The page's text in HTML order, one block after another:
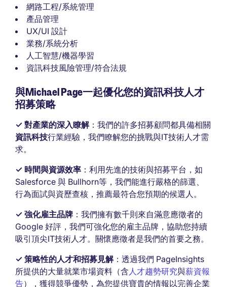
網路工程/系統管理
產品管理
UX/UI 設計
業務/系統分析
人工智慧/機器學習
資訊科技風險管理/符合法規
與Michael Page一起優化您的資訊科技人才
招募策略
✓ 對產業的深入瞭解：我們的許多招募顧問都具備相關
資訊科技行業經驗，我們瞭解您的挑戰與IT技術人才需
求。
✓ 時間與資源效率 ：利用先進的技術與招募平台，如
Salesforce 與 Bullhorn等，我們能進行嚴格的篩選、
行為面試與資歷查核，推薦最符合您預期的候選人。
✓ 強化雇主品牌 ：我們擁有數千則來自滿意應徵者的
Google 好評，我們可強化您的雇主品牌，協助您持續
吸引頂尖IT技術人才。關懷應徵者是我們的首要之務。
✓ 策略性的人才和招募見解：透過我們 PageInsights
所提供的大量就業市場資料（含人才趨勢研究與薪資報
告），獲得競爭優勢，為您提供寶貴的情報以完善企業